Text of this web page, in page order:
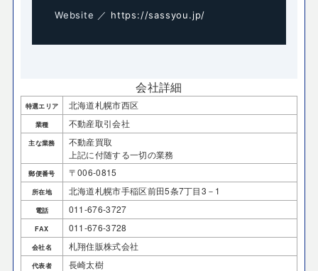
Website ／ https://sassyou.jp/
会社詳細
特選エリア 北海道札幌市西区
業種 不動産取引会社
主な業務
不動産買取
上記に付随する一切の業務
郵便番号 〒006-0815
所在地 北海道札幌市手稲区前田5条7丁目3－1
電話 011-676-3727
FAX 011-676-3728
会社名 札翔住販株式会社
代表者 長崎太樹